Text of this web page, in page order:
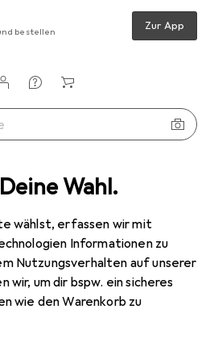
Wahl.
wählst, erfassen wir mit
Informationen zu
Nutzungsverhalten auf unserer
wir, um dir bspw. ein sicheres
wie den Warenkorb zu
bestellen Zur App
Bett vidaXL Olfonis
Olfonis
cm
Olfonis